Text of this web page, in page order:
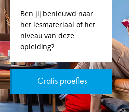
Ben jij benieuwd naar
het lesmateriaal of het
niveau van deze
opleiding?
Gratis proefles